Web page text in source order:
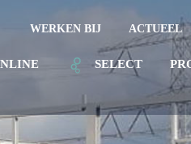
WERKEN BIJ ACTUEEL
SELECT